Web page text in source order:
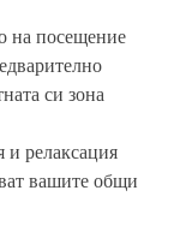
на посещение
си зона
релаксация
вашите общи